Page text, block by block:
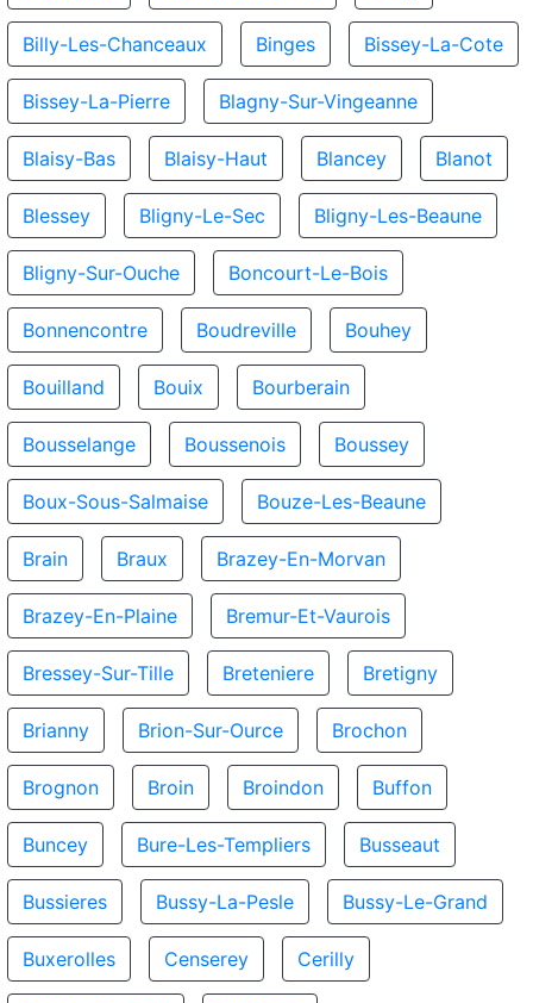
Billy-Les-Chanceaux Binges Bissey-La-Cote
Bissey-La-Pierre Blagny-Sur-Vingeanne
Blaisy-Bas Blaisy-Haut Blancey Blanot
Blessey Bligny-Le-Sec Bligny-Les-Beaune
Bligny-Sur-Ouche Boncourt-Le-Bois
Bonnencontre Boudreville Bouhey
Bouilland Bouix Bourberain
Bousselange Boussenois Boussey
Boux-Sous-Salmaise Bouze-Les-Beaune
Brain Braux Brazey-En-Morvan
Brazey-En-Plaine Bremur-Et-Vaurois
Bressey-Sur-Tille Breteniere Bretigny
Brianny Brion-Sur-Ource Brochon
Brognon Broin Broindon Buffon
Buncey Bure-Les-Templiers Busseaut
Bussieres Bussy-La-Pesle Bussy-Le-Grand
Buxerolles Censerey Cerilly